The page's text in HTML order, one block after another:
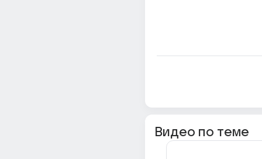
Видео по теме